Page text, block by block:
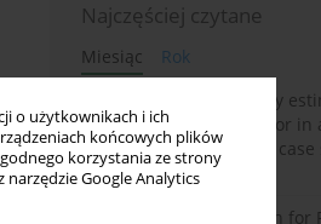
o użytkownikach i ich
końcowych plików
korzystania ze strony
narzędzie Google Analytics
Najczęściej czytane
Miesiąc
Rok
Improving soil erodibility
a plasticity-based K factor in
Mediterranean basin: A
northern Morocco
Deep Learning Approach for